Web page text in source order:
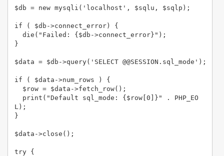
$db = new mysqli('localhost', $sqlu, $sqlp);
if ( $db->connect_error) {
}
$data = $db->query('SELECT @@SESSION.sql_mode');
if ( $data->num_rows ) {
L);
}
$data->close();
try {